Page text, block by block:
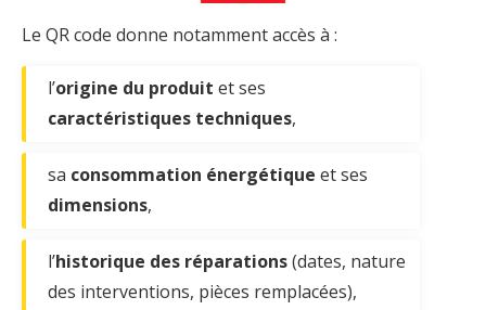
Le QR code donne notamment accès à :
l’origine du produit et ses
caractéristiques techniques,
sa consommation énergétique et ses
dimensions,
l’historique des réparations(dates, nature
des interventions, pièces remplacées),